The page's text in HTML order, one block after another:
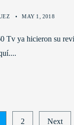
• MAY 1, 2018
Tv ya hicieron su
...
2 Next